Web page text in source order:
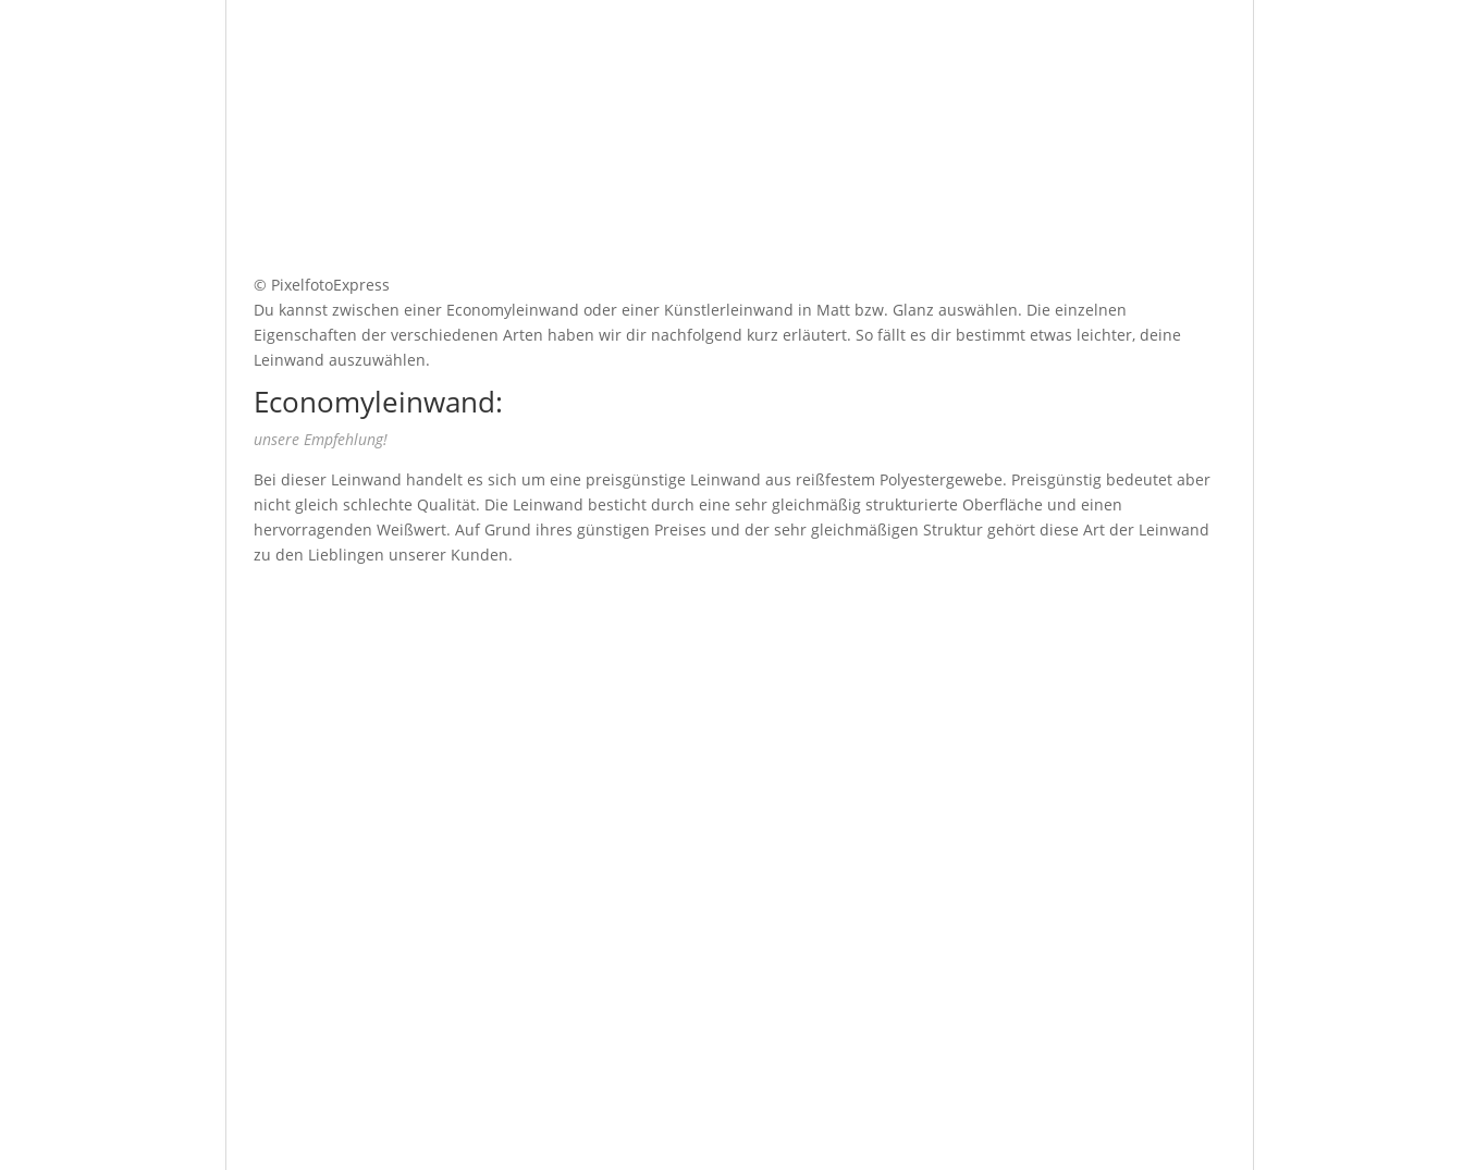
© PixelfotoExpress
Du kannst zwischen einer Economyleinwand oder einer Künstlerleinwand in Matt bzw. Glanz auswählen. Die einzelnen
Eigenschaften der verschiedenen Arten haben wir dir nachfolgend kurz erläutert. So fällt es dir bestimmt etwas leichter, deine
Leinwand auszuwählen.
Economyleinwand:
unsere Empfehlung!
Bei dieser Leinwand handelt es sich um eine preisgünstige Leinwand aus reißfestem Polyestergewebe. Preisgünstig bedeutet aber
nicht gleich schlechte Qualität. Die Leinwand besticht durch eine sehr gleichmäßig strukturierte Oberfläche und einen
hervorragenden Weißwert. Auf Grund ihres günstigen Preises und der sehr gleichmäßigen Struktur gehört diese Art der Leinwand
zu den Lieblingen unserer Kunden.